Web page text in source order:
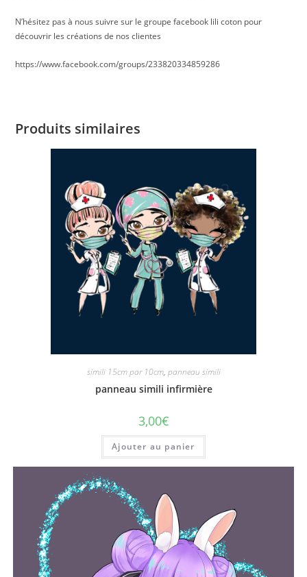
N’hésitez pas à nous suivre sur le groupe facebook lili coton pour
découvrir les créations de nos clientes
https://www.facebook.com/groups/233820334859286
Produits similaires
simili 15cm par 10cm, panneau simili
panneau simili infirmière
3,00€
Ajouter au panier